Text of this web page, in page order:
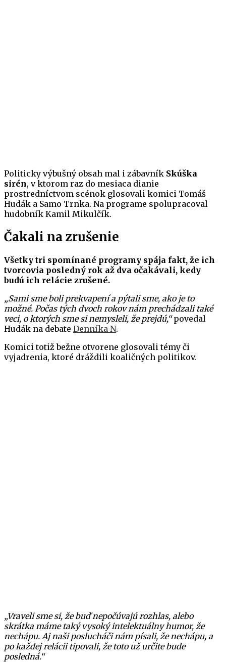
Politicky výbušný obsah mal i zábavník Skúška
sirén, v ktorom raz do mesiaca dianie
prostredníctvom scénok glosovali komici Tomáš
Hudák a Samo Trnka. Na programe spolupracoval
hudobník Kamil Mikulčík.
Čakali na zrušenie
Všetky tri spomínané programy spája fakt, že ich
tvorcovia posledný rok až dva očakávali, kedy
budú ich relácie zrušené.
„Sami sme boli prekvapení a pýtali sme, ako je to
možné. Počas tých dvoch rokov nám prechádzali také
veci, o ktorých sme si nemysleli, že prejdú,“povedal
Hudák na debate Denníka N.
Komici totiž bežne otvorene glosovali témy či
vyjadrenia, ktoré dráždili koaličných politikov.
„Vraveli sme si, že buď nepočúvajú rozhlas, alebo
skrátka máme taký vysoký intelektuálny humor, že
nechápu. Aj naši poslucháči nám písali, že nechápu, a
po každej relácii tipovali, že toto už určite bude
posledná.“